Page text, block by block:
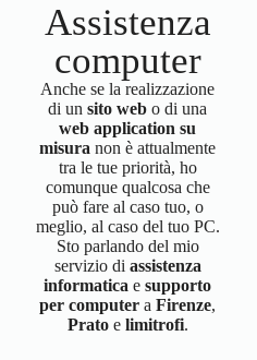
Assistenza
computer
Anche se la realizzazione
di unsito web o di una
web application su
misura non è attualmente
tra le tue priorità, ho
comunque qualcosa che
può fare al caso tuo, o
meglio, al caso del tuo PC.
Sto parlando del mio
servizio di assistenza
informatica esupporto
per computera Firenze,
Prato elimitrofi.